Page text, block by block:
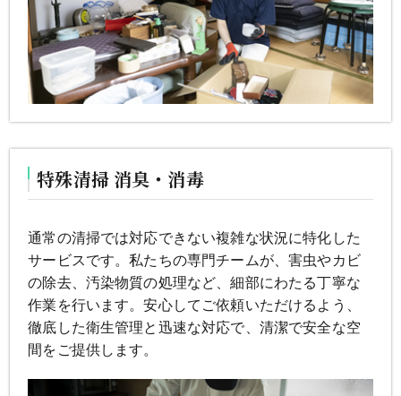
特殊清掃 消臭・消毒
通常の清掃では対応できない複雑な状況に特化した
サービスです。私たちの専門チームが、害虫やカビ
の除去、汚染物質の処理など、細部にわたる丁寧な
作業を行います。安心してご依頼いただけるよう、
徹底した衛生管理と迅速な対応で、清潔で安全な空
間をご提供します。